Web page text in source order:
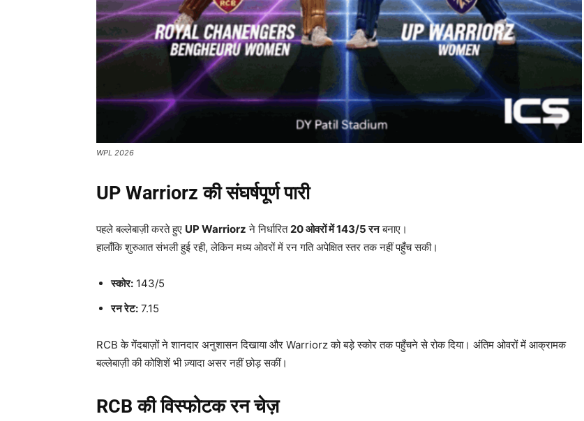
WPL 2026
UP Warriorzकी संघर्षपूर्ण पारी
पहले बल्लेबाज़ी करते हुए UP Warriorz ने निर्धारित20ओवरों में 143/5रनबनाए।
हालाँकि शुरुआत संभली हुई रही, लेकिन मध्य ओवरों में रन गति अपेक्षित स्तर तक नहीं पहुँच सकी।
स्कोर: 143/5
रन रेट: 7.15
RCB के गेंदबाज़ों ने शानदार अनुशासन दिखाया और Warriorz को बड़े स्कोर तक पहुँचने से रोक दिया। अंतिम ओवरों में आक्रामक
बल्लेबाज़ी की कोशिशें भी ज़्यादा असर नहीं छोड़ सकीं।
RCBकी विस्फोटक रन चेज़